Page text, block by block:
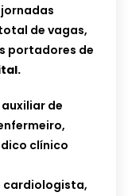
jornadas
de vagas,
portadores de
de
clínico